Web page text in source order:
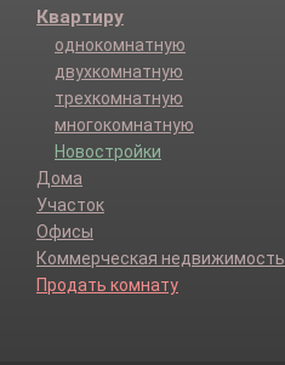
Квартиру
однокомнатную
двухкомнатную
трехкомнатную
многокомнатную
Новостройки
Дома
Участок
Офисы
Коммерческая недвижимость
Продать комнату